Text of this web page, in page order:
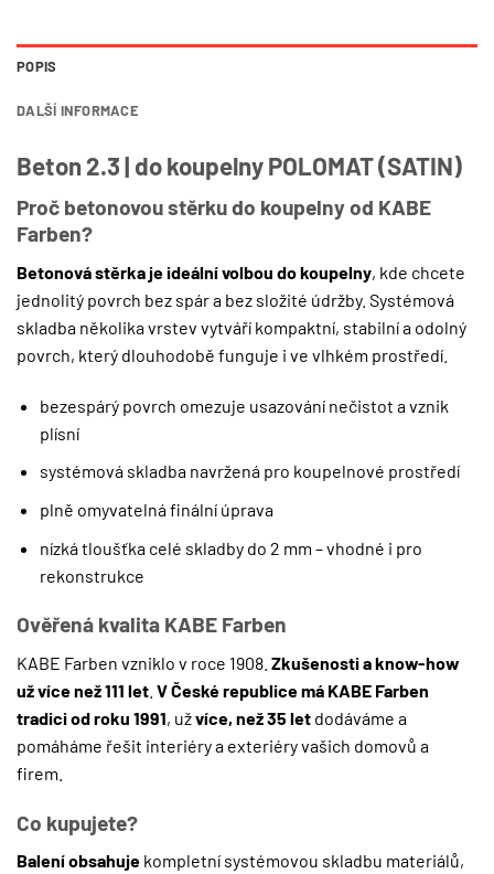
POPIS
DALŠÍ INFORMACE
Beton 2.3 | do koupelny POLOMAT (SATIN)
Proč betonovou stěrku do koupelny od KABE
Farben?
Betonová stěrka je ideální volbou do koupelny, kde chcete
jednolitý povrch bez spár a bez složité údržby. Systémová
skladba několika vrstev vytváří kompaktní, stabilní a odolný
povrch, který dlouhodobě funguje i ve vlhkém prostředí.
bezespárý povrch omezuje usazování nečistot a vznik
plísní
systémová skladba navržená pro koupelnové prostředí
plně omyvatelná finální úprava
nízká tloušťka celé skladby do 2 mm – vhodné i pro
rekonstrukce
Ověřená kvalita KABE Farben
KABE Farben vzniklo v roce 1908. Zkušenosti a know-how
už více než 111 let V České republice má KABE Farben
tradici od roku 1991, užvíce, než 35 let dodáváme a
pomáháme řešit interiéry a exteriéry vašich domovů a
firem.
Co kupujete?
Balení obsahuje kompletní systémovou skladbu materiálů,